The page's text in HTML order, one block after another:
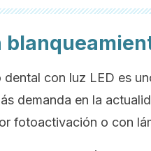
dental con luz LED es
demanda en la
fotoactivación o con